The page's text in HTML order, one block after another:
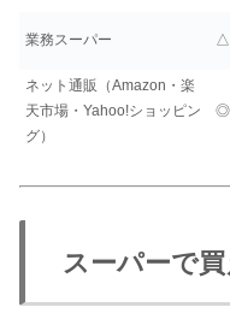
業務スーパー △
ネット通販（Amazon・楽
天市場・Yahoo!ショッピン
グ）
◎
スーパーで